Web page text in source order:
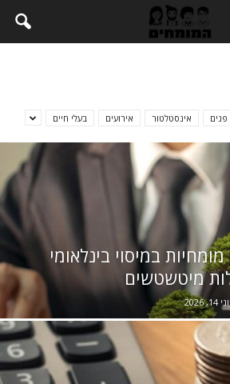
פנים אינסטלטור אירועים בעלי חיים
במיסוי בינלאומי
מיטשטשים
14, 2026